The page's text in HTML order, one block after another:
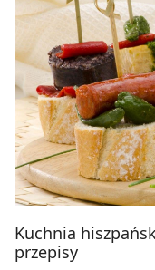
Kuchnia
przepisy